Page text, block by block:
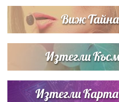
Виж Тайна
Изтегли
Изтегли Карта